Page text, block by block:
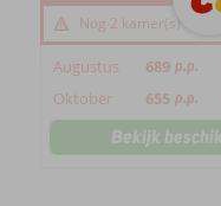
Nog 2 kamer(s)
Augustus 689 p.p.
Oktober 655 p.p.
Bekijk